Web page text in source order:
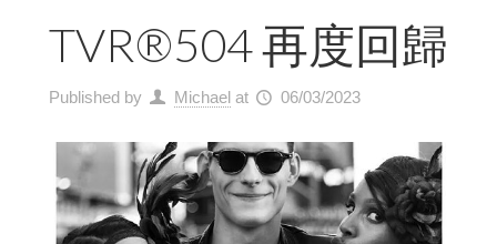
TVR®504 再度回歸
Published by Michael at 06/03/2023